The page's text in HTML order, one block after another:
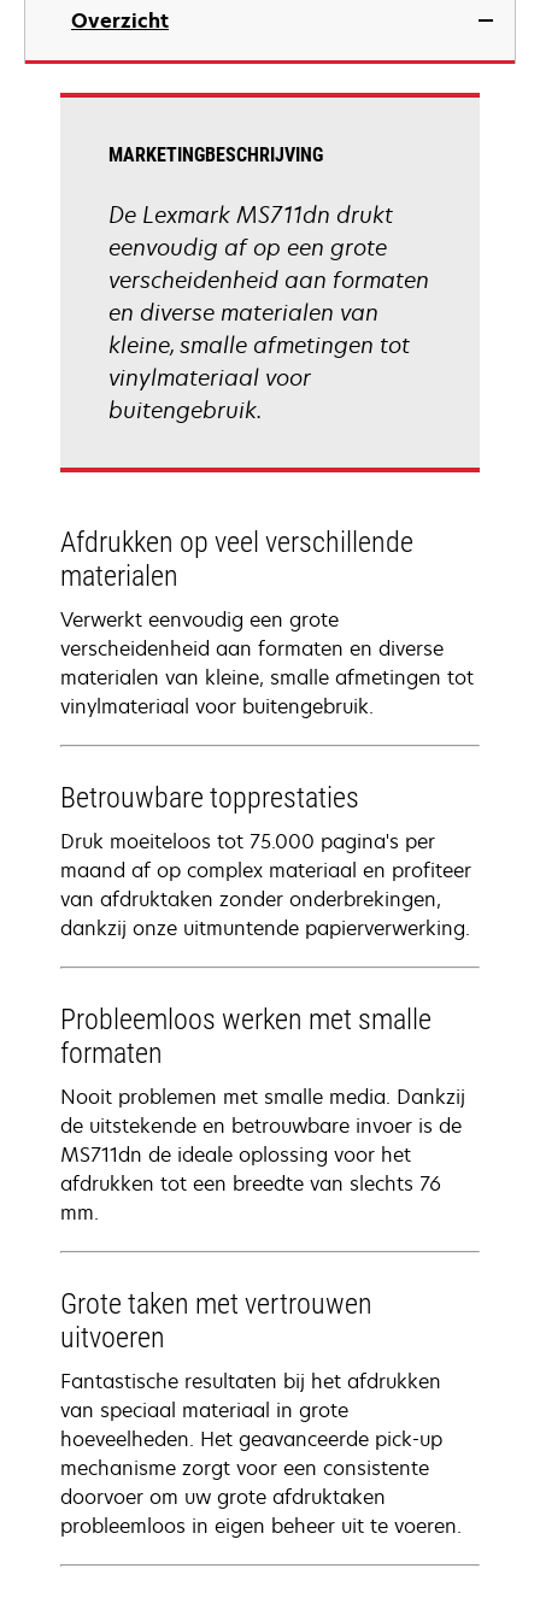
new
Overzicht
MARKETINGBESCHRIJVING
De Lexmark MS711dn drukt
eenvoudig af op een grote
verscheidenheid aan formaten
en diverse materialen van
kleine, smalle afmetingen tot
vinylmateriaal voor
buitengebruik.
Afdrukken op veel verschillende
materialen
Verwerkt eenvoudig een grote
verscheidenheid aan formaten en diverse
materialen van kleine, smalle afmetingen tot
vinylmateriaal voor buitengebruik.
Betrouwbare topprestaties
Druk moeiteloos tot 75.000 pagina's per
maand af op complex materiaal en profiteer
van afdruktaken zonder onderbrekingen,
dankzij onze uitmuntende papierverwerking.
Probleemloos werken met smalle
formaten
Nooit problemen met smalle media. Dankzij
de uitstekende en betrouwbare invoer is de
MS711dn de ideale oplossing voor het
afdrukken tot een breedte van slechts 76
mm.
Grote taken met vertrouwen
uitvoeren
Fantastische resultaten bij het afdrukken
van speciaal materiaal in grote
hoeveelheden. Het geavanceerde pick-up
mechanisme zorgt voor een consistente
doorvoer om uw grote afdruktaken
probleemloos in eigen beheer uit te voeren.